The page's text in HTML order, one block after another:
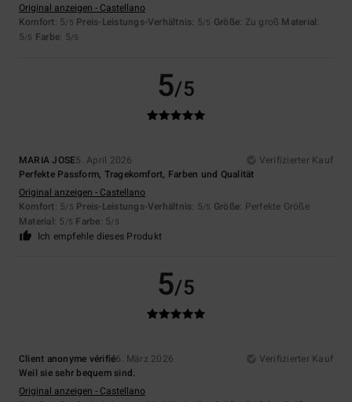
Original anzeigen - Castellano
Komfort: 5/5 Preis-Leistungs-Verhältnis: 5/5 Größe: Zu groß Material:
5/5 Farbe: 5/5
5/5
MARIA JOSE5. April 2026
Verifizierter Kauf
Perfekte Passform, Tragekomfort, Farben und Qualität
Original anzeigen - Castellano
Komfort: 5/5 Preis-Leistungs-Verhältnis: 5/5 Größe: Perfekte Größe
Material: 5 /5 Farbe: 5/5
Ich empfehle dieses Produkt
5/5
Client anonyme vérifié6. März 2026
Verifizierter Kauf
Weil sie sehr bequem sind.
Original anzeigen - Castellano